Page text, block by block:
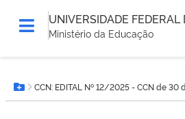
UNIVERSIDADE FEDERAL
Ministério da Educação
está
aqui:Botão Menu
CCN: EDITAL Nº 12/2025 - CCN de